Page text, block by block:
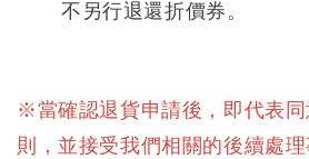
不另行退還折價券。
※當確認退貨申請後，即代表
則，並接受我們相關的後續處